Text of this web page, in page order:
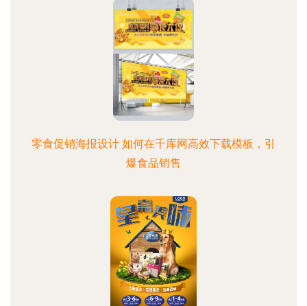
零食促销海报设计 如何在千库网高效下载模板，引
爆食品销售